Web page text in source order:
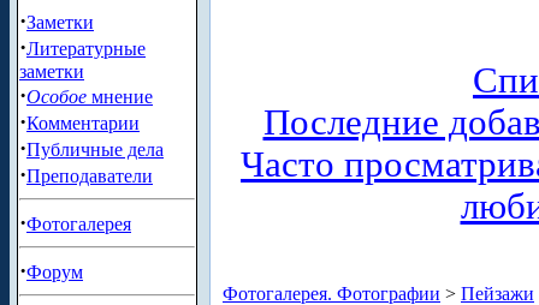
·Заметки
·Литературные
заметки
·Особое мнение
·Комментарии
·Публичные дела
·Преподаватели
·Фотогалерея
·Форум
Последние
Часто
Фотогалерея. Фотографии > Пейзажи